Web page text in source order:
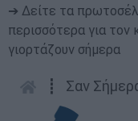
➔ Δείτε τα
περισσότερα για τον
γιορτάζουν σήμερα
┋ Σαν